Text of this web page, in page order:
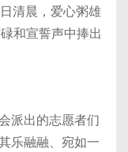
清晨，爱心粥雄
和宣誓声中捧出
派出的志愿者们
乐融融、宛如一